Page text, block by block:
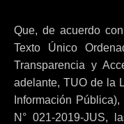
Que, de acuerdo
Texto Único
Transparencia y
adelante, TUO de la
Información
N° 021-2019-JUS,